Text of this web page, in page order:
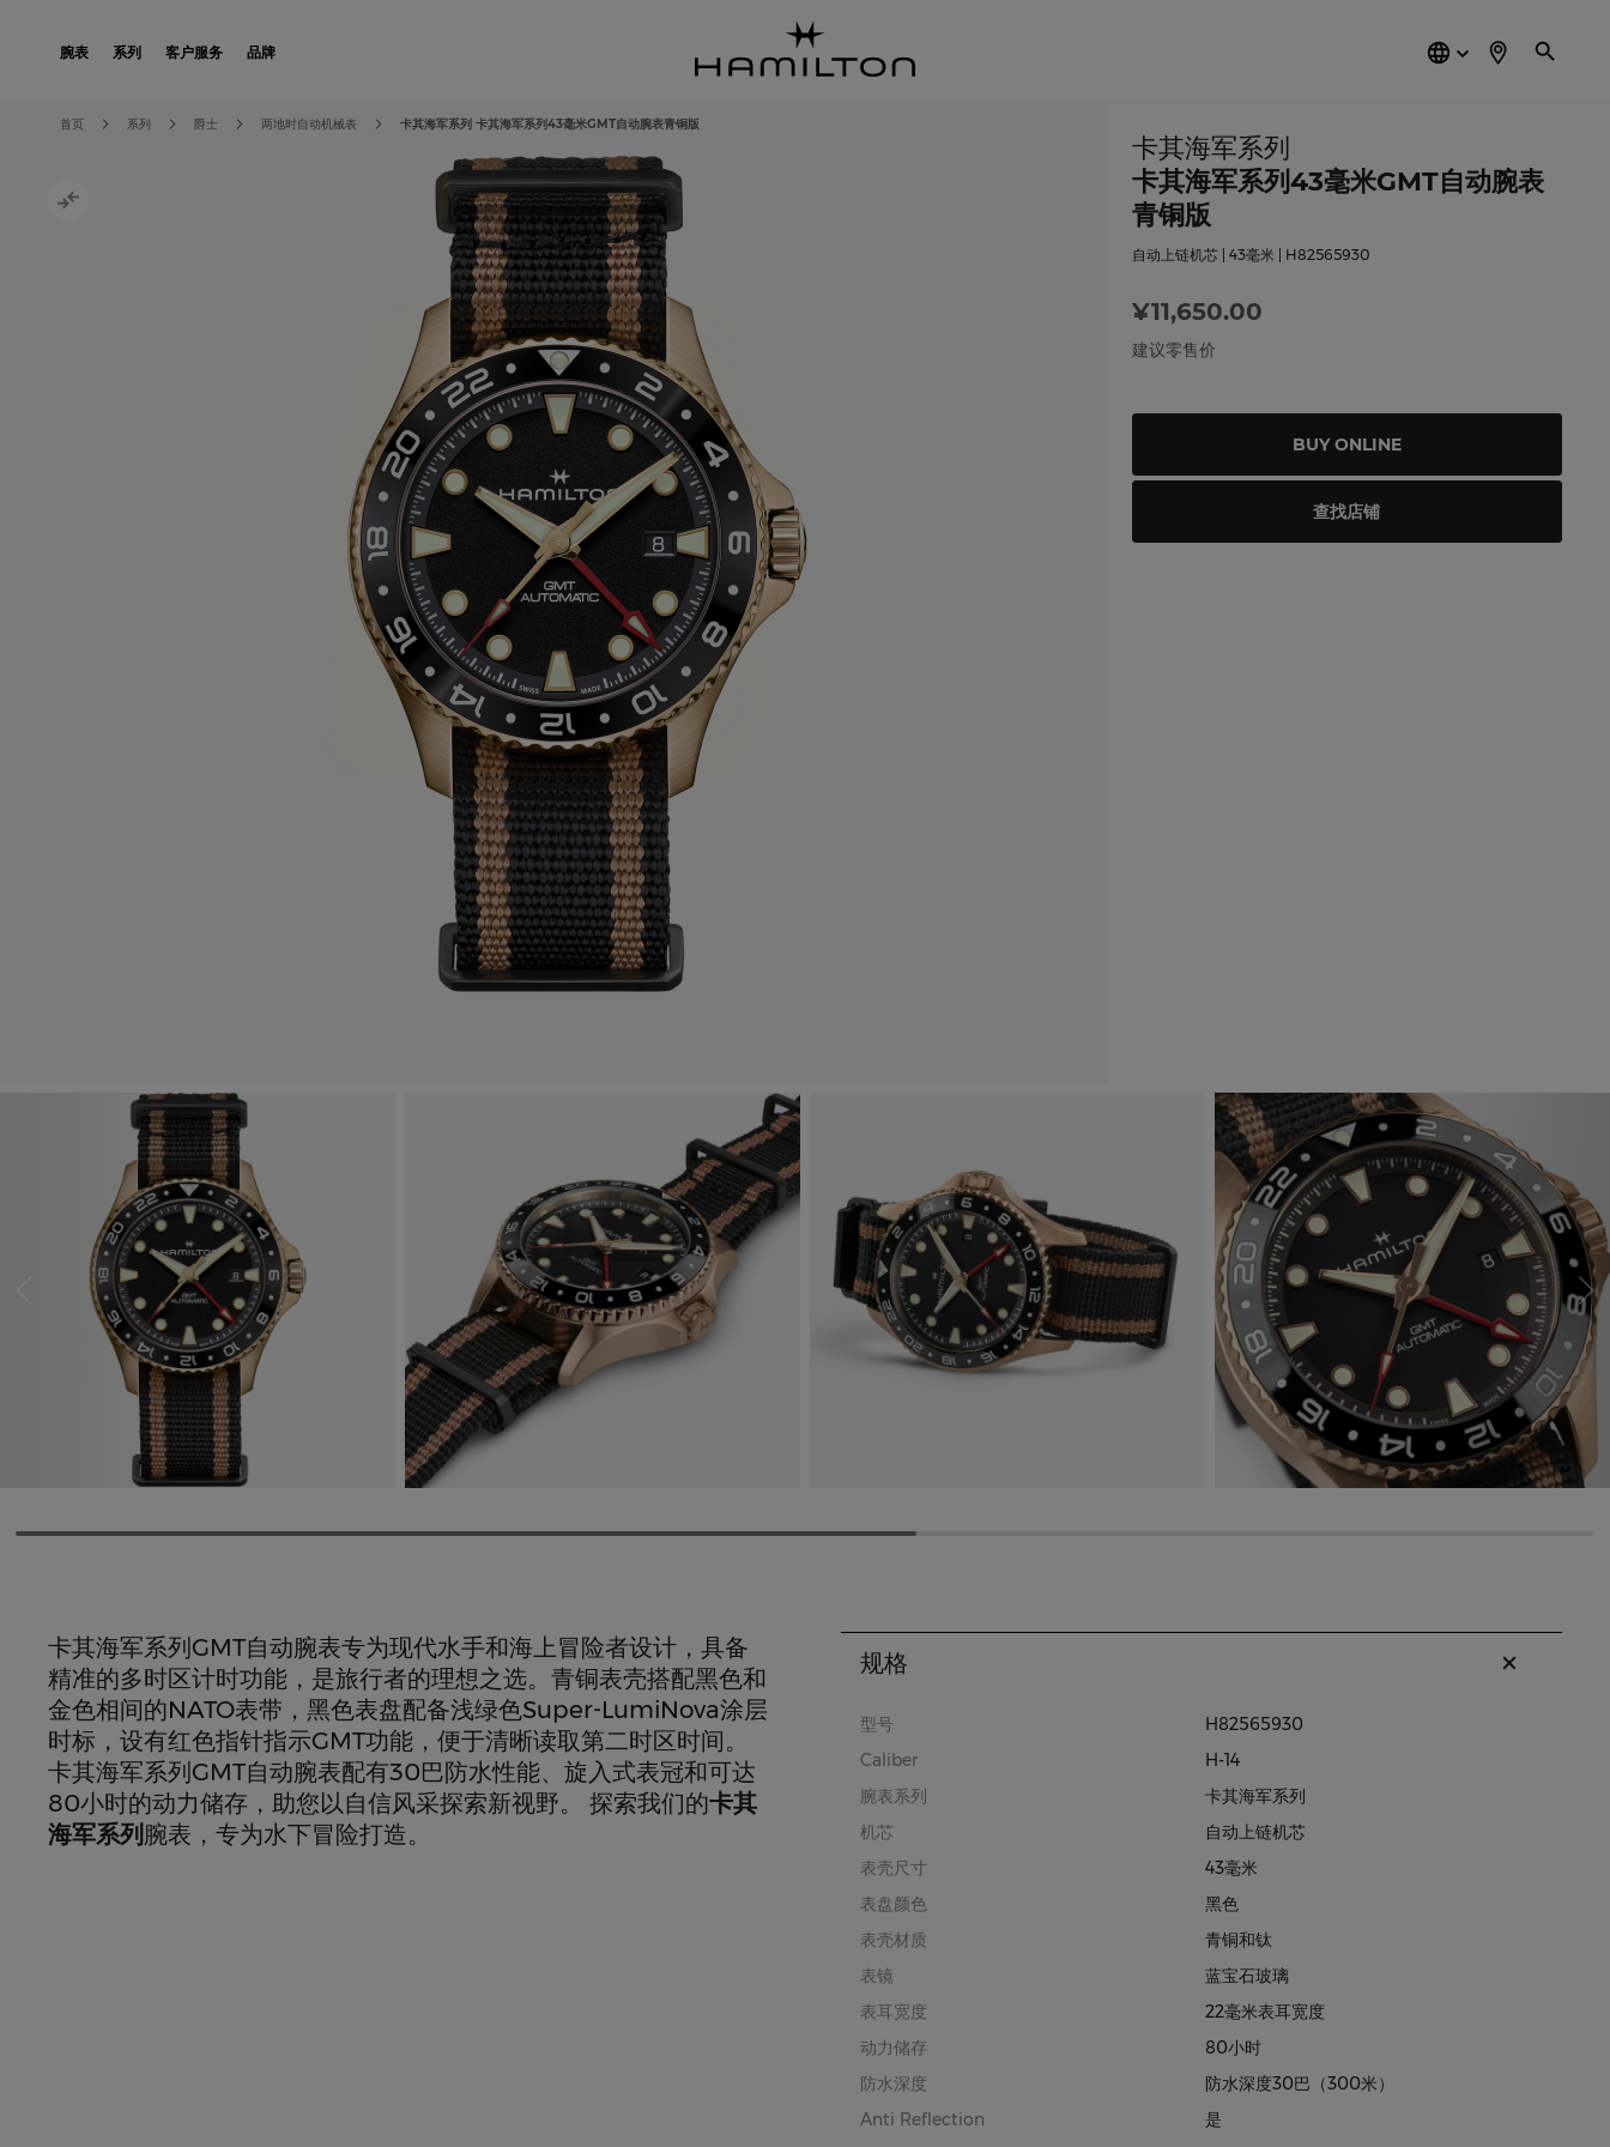
腕表 系列 客户服务 品牌
简
体
首页 系列 爵士 两地时自动机械表 卡其海军系列 卡其海军系列43毫米GMT自动腕表青铜版
卡其海军系列
卡其海军系列43毫米GMT自动腕表
青铜版
自动上链机芯 | 43毫米 | H82565930
¥11,650.00
建议零售价
BUY ONLINE
查找店铺
卡其海军系列GMT自动腕表专为现代水手和海上冒险者设计，具备
精准的多时区计时功能，是旅行者的理想之选。青铜表壳搭配黑色和
金色相间的NATO表带，黑色表盘配备浅绿色Super-LumiNova涂层
时标，设有红色指针指示GMT功能，便于清晰读取第二时区时间。
卡其海军系列GMT自动腕表配有30巴防水性能、旋入式表冠和可达
80小时的动力储存，助您以自信风采探索新视野。 探索我们的卡其
海军系列 腕表，专为水下冒险打造。
规格
型号
H82565930
Caliber
H-14
腕表系列
卡其海军系列
机芯
自动上链机芯
表壳尺寸
43毫米
表盘颜色
黑色
表壳材质
青铜和钛
表镜
蓝宝石玻璃
表耳宽度
22毫米表耳宽度
动力储存
80小时
防水深度
防水深度30巴（300米）
Anti Reflection
是